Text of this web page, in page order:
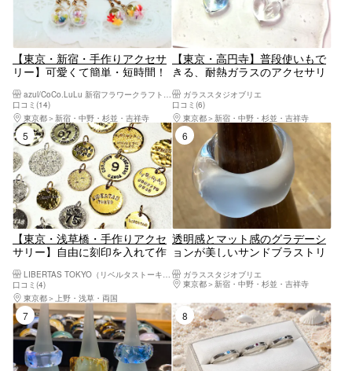
【東京・新宿・手作りアクセサ
リー】可愛くて簡単・短時間！
り 女子会や夏休み親子体験に
最適♪一緒に作って思い出作
り！（親子 ハンドメイド もの
づくり 体験 出張ワークショッ
プ
口コミ(14)
東京都
新宿・中野・杉並・吉祥寺
【東京・高円寺】普段使いもで
きる、耐熱ガラスのアクセサリ
ガラススタジオブリエ
口コミ(6)
東京都
新宿・中野・杉並・吉祥寺
5位
【東京・浅草橋・手作りアクセ
サリー】自由に刻印を入れて作
分だけのチャーム（1個）
LIBERTAS TOKYO（リベルタストーキョー）
口コミ(4)
東京都
上野・浅草・両国
6位
透明感とマット感のグラデーシ
ョンが美しいサンドブラストリ
ガラススタジオブリエ
東京都
新宿・中野・杉並・吉祥寺
7位 8位